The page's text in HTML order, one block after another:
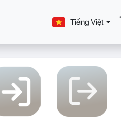
Tiếng Việt